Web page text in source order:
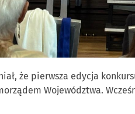
że pierwsza edycja
Województwa.